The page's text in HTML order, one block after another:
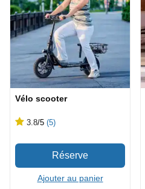
Vélo scooter
3.8/5 (5)
Ajouter au panier